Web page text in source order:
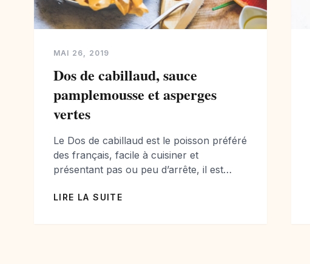
MAI 26, 2019
Dos de cabillaud, sauce
pamplemousse et asperges
vertes
Le Dos de cabillaud est le poisson préféré
des français, facile à cuisiner et
présentant pas ou peu d’arrête, il est
contrainte. Alors on aime le cuisiner et lui
LIRE LA SUITE